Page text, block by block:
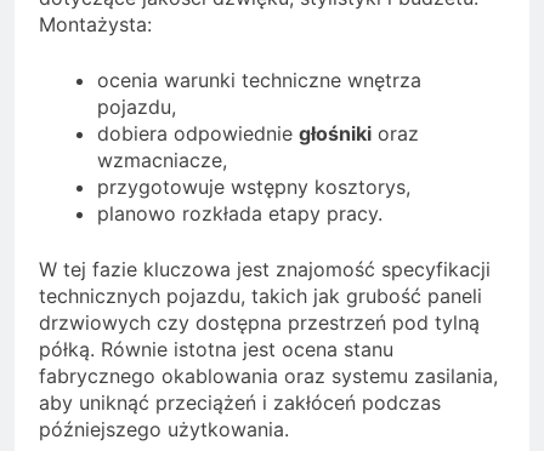
Montażysta:
ocenia warunki techniczne wnętrza
pojazdu,
dobiera odpowiednie głośniki oraz
wzmacniacze,
przygotowuje wstępny kosztorys,
planowo rozkłada etapy pracy.
W tej fazie kluczowa jest znajomość specyfikacji
technicznych pojazdu, takich jak grubość paneli
drzwiowych czy dostępna przestrzeń pod tylną
półką. Równie istotna jest ocena stanu
fabrycznego okablowania oraz systemu zasilania,
aby uniknąć przeciążeń i zakłóceń podczas
późniejszego użytkowania.